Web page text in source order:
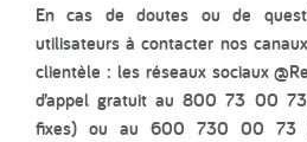
En cas de doutes ou de
utilisateurs à contacter nos
clientèle : les réseaux sociaux
d’appel gratuit au 800 73 00
fixes) ou au 600 730 00 73